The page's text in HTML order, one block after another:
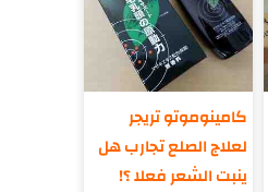
كامينوموتو تريجر
لعلاج الصلع تجارب هل
ينبت الشعر فعلا ؟!